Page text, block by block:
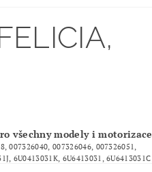
všechny modely i motorizace
007326040, 007326046, 007326051,
6U0413031K, 6U6413031, 6U6413031C